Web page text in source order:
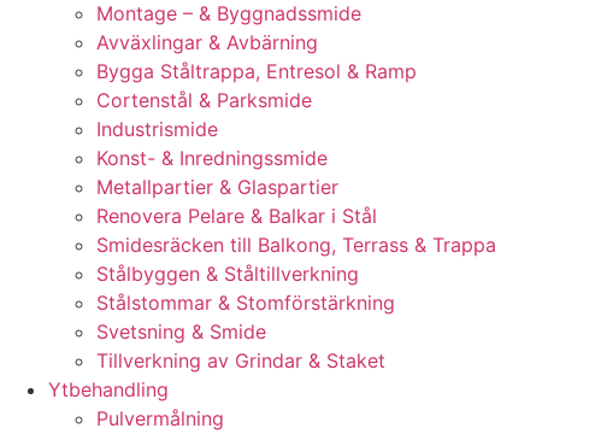
Montage – & Byggnadssmide
Avväxlingar & Avbärning
Bygga Ståltrappa, Entresol & Ramp
Cortenstål & Parksmide
Industrismide
Konst- & Inredningssmide
Metallpartier & Glaspartier
Renovera Pelare & Balkar i Stål
Smidesräcken till Balkong, Terrass & Trappa
Stålbyggen & Ståltillverkning
Stålstommar & Stomförstärkning
Svetsning & Smide
Tillverkning av Grindar & Staket
Ytbehandling
Pulvermålning